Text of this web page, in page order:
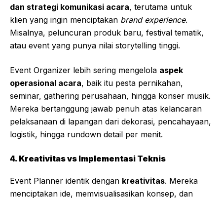
dan strategi komunikasi acara, terutama untuk
klien yang ingin menciptakan brand experience.
Misalnya, peluncuran produk baru, festival tematik,
atau event yang punya nilai storytelling tinggi.
Event Organizer lebih sering mengelola aspek
operasional acara, baik itu pesta pernikahan,
seminar, gathering perusahaan, hingga konser musik.
Mereka bertanggung jawab penuh atas kelancaran
pelaksanaan di lapangan dari dekorasi, pencahayaan,
logistik, hingga rundown detail per menit.
4. Kreativitas vs Implementasi Teknis
Event Planner identik dengan kreativitas. Mereka
menciptakan ide, memvisualisasikan konsep, dan